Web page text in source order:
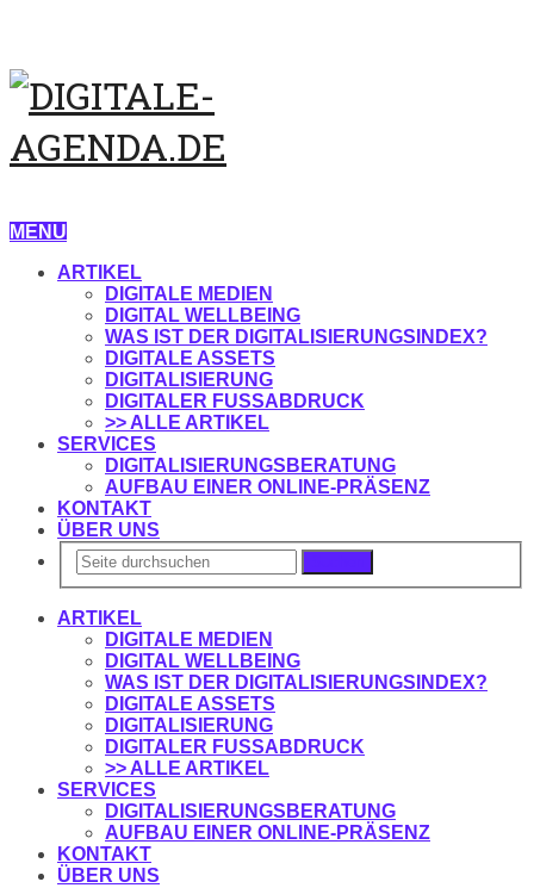
MENU
ARTIKEL
DIGITALE MEDIEN
DIGITAL WELLBEING
WAS IST DER DIGITALISIERUNGSINDEX?
DIGITALE ASSETS
DIGITALISIERUNG
DIGITALER FUSSABDRUCK
>> ALLE ARTIKEL
SERVICES
DIGITALISIERUNGSBERATUNG
AUFBAU EINER ONLINE-PRÄSENZ
KONTAKT
ÜBER UNS
ARTIKEL
DIGITALE MEDIEN
DIGITAL WELLBEING
WAS IST DER DIGITALISIERUNGSINDEX?
DIGITALE ASSETS
DIGITALISIERUNG
DIGITALER FUSSABDRUCK
>> ALLE ARTIKEL
SERVICES
DIGITALISIERUNGSBERATUNG
AUFBAU EINER ONLINE-PRÄSENZ
KONTAKT
ÜBER UNS